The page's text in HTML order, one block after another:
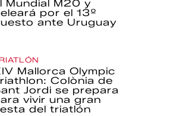
Mundial M20 y
por el 13º
ante Uruguay
Mallorca Olympic
Colònia de
Jordi se prepara
vivir una gran
del triatlón